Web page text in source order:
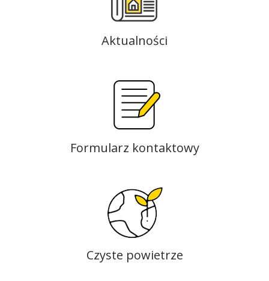
Aktualności
Formularz kontaktowy
Czyste powietrze